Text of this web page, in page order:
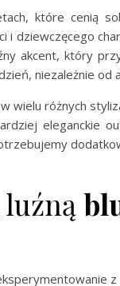
które cenią
i dziewczęcego
akcent, który
niezależnie od
różnych
eleganckie